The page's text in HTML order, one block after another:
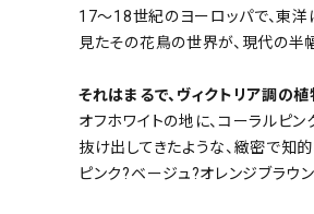
INFORMATION
17〜18世紀のヨーロッパで、東
見たその花鳥の世界が、現代の半
それはまるで、ヴィクトリア調の植
オフホワイトの地に、コーラルピ
抜け出してきたような、緻密で知
ピンク?ベージュ?オレンジブラウ